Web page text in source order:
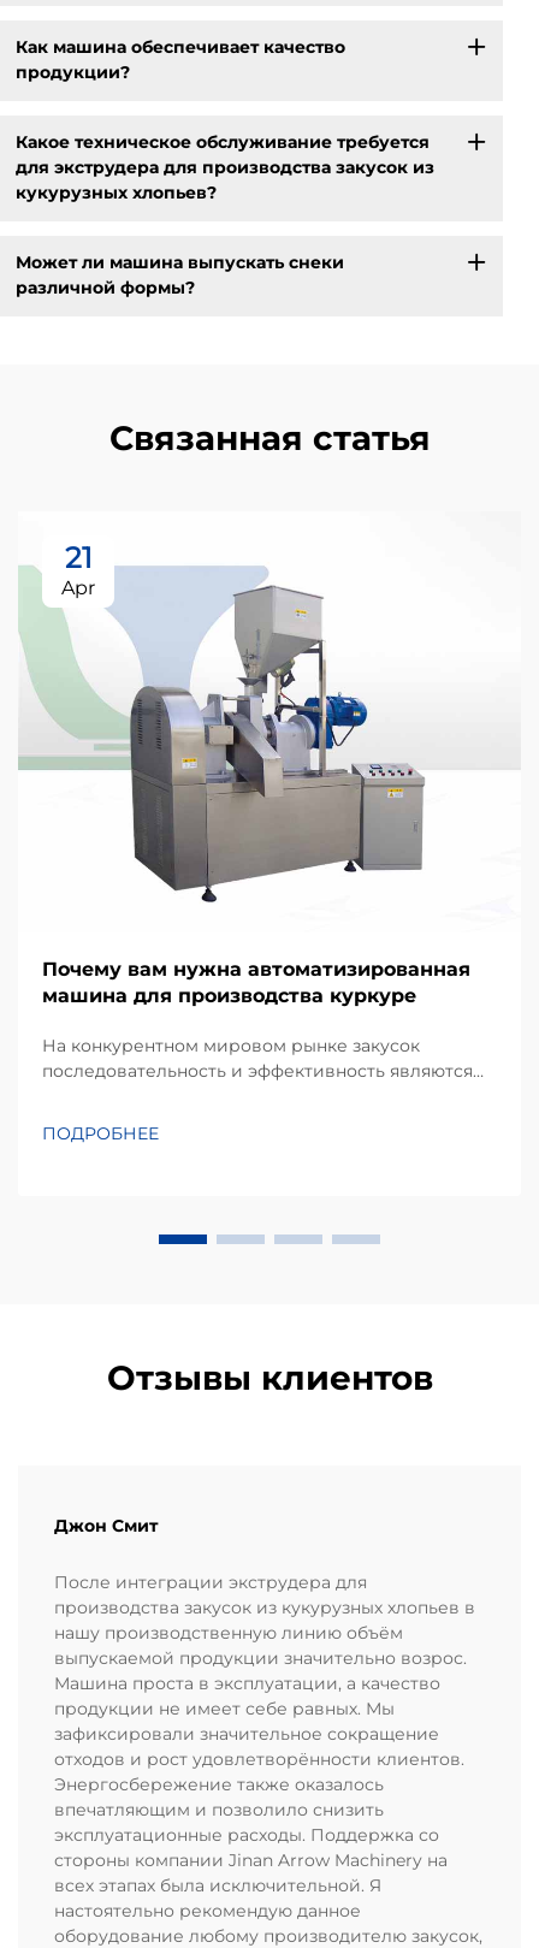
Как машина обеспечивает качество
продукции?
Какое техническое обслуживание требуется
для экструдера для производства закусок из
кукурузных хлопьев?
Может ли машина выпускать снеки
различной формы?
Связанная статья
21
Apr
Почему вам нужна автоматизированная
машина для производства куркуре
На конкурентном мировом рынке закусок
последовательность и эффективность являются
популярный вид экструдированных кукурузных
ПОДРОБНЕЕ
Отзывы клиентов
Джон Смит
После интеграции экструдера для
производства закусок из кукурузных хлопьев в
нашу производственную линию объём
выпускаемой продукции значительно возрос.
Машина проста в эксплуатации, а качество
продукции не имеет себе равных. Мы
зафиксировали значительное сокращение
отходов и рост удовлетворённости клиентов.
Энергосбережение также оказалось
впечатляющим и позволило снизить
эксплуатационные расходы. Поддержка со
стороны компании Jinan Arrow Machinery на
всех этапах была исключительной. Я
настоятельно рекомендую данное
оборудование любому производителю закусок,